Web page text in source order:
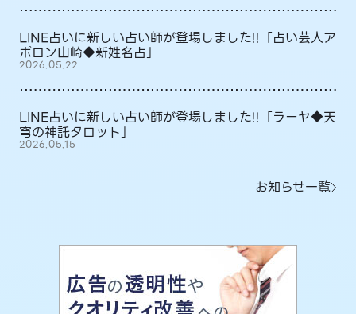
LINE占いに新しい占い師が登場しました!!「占い芸人ア
ポロン山崎◆新姓名占」
2026.05.22
LINE占いに新しい占い師が登場しました!!「ラーヤ◆天
穹の神託タロット」
2026.05.15
お知らせ一覧